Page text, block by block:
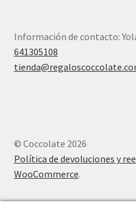
Información de contacto:
641305108
© Coccolate 2026
Política de devoluciones y
WooCommerce.